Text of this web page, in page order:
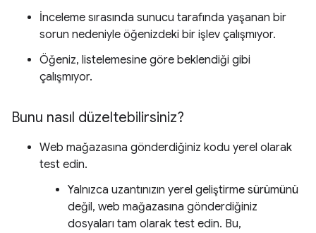
İnceleme sırasında sunucu tarafında yaşanan bir
sorun nedeniyle öğenizdeki bir işlev çalışmıyor.
Öğeniz, listelemesine göre beklendiği gibi
çalışmıyor.
Bunu nasıl düzeltebilirsiniz?
Web mağazasına gönderdiğiniz kodu yerel olarak
test edin.
Yalnızca uzantınızın yerel geliştirme sürümünü
değil, web mağazasına gönderdiğiniz
dosyaları tam olarak test edin. Bu,